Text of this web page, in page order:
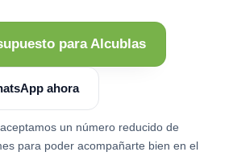
para Alcublas
ahora
un número reducido de
para poder acompañarte bien en el